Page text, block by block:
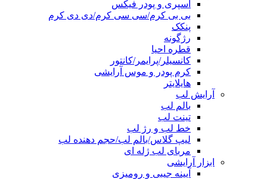
اسپری و پودر فیکس
بی بی کرم/سی سی کرم/دی دی کرم
پنکک
رژگونه
قطره احیا
کانسیلر/پرایمر/کانتور
کرم پودر و موس آرایشی
هایلایتر
آرایش لب
بالم لب
تینت لب
خط لب و رژ لب
لیپ گلاس/بالم لب/حجم دهنده لب
مربای لب ژله ای
ابزار آرایشی
آیینه جیبی و رومیزی